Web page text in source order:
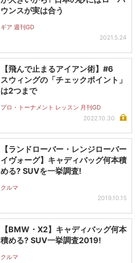
ウンスが実は合う
ギア 週刊GD
2021.5.24
【飛んで止まるアイアン術】#6
スウィングの「チェックポイント」
は2つまで
プロ・トーナメント レッスン 月刊GD
2022.10.30
【ランドローバー・レンジローバー
イヴォーグ】キャディバッグ何本積
める? SUVを一挙調査!
クルマ
2019.10.15
【BMW・X2】キャディバッグ何本
積める? SUV一挙調査2019!
クルマ